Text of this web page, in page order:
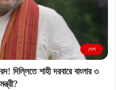
দেশ
দিল্লিতে শাহী দরবারে বাংলার ৩